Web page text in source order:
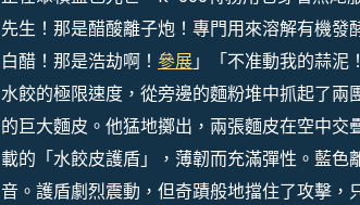
先生！那是醋酸離子炮！專門用來溶解有機
白醋！那是浩劫啊！ 參展」「不准動我的蒜
水餃的極限速度，從旁邊的麵粉堆中抓起了
的巨大麵皮。他猛地擲出，兩張麵皮在空中
載的「水餃皮護盾」，薄韌而充滿彈性。藍
音。護盾劇烈震動，但奇蹟般地擋住了攻擊